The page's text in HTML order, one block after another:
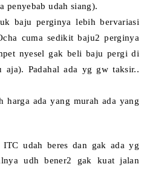
penyebab udah siang).
baju perginya lebih bervariasi
cuma sedikit baju2 perginya
nyesel gak beli baju pergi di
aja). Padahal ada yg gw taksir..
harga ada yang murah ada yang
ITC udah beres dan gak ada yg
udh bener2 gak kuat jalan